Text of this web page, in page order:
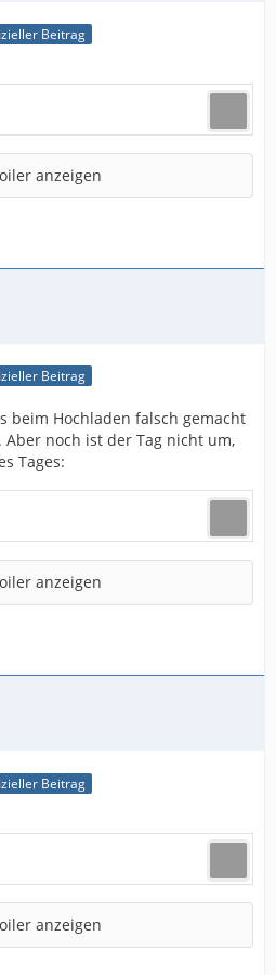
Beitrag
anzeigen
Beitrag
beim Hochladen falsch gemacht
noch ist der Tag nicht um,
Tages:
anzeigen
Beitrag
anzeigen